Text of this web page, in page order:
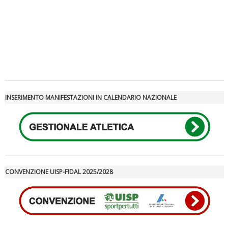
Tiziano Pesce a Radio InBlu2000 traccia il bilancio della stagione
INSERIMENTO MANIFESTAZIONI IN CALENDARIO NAZIONALE
CONVENZIONE UISP-FIDAL 2025/2028